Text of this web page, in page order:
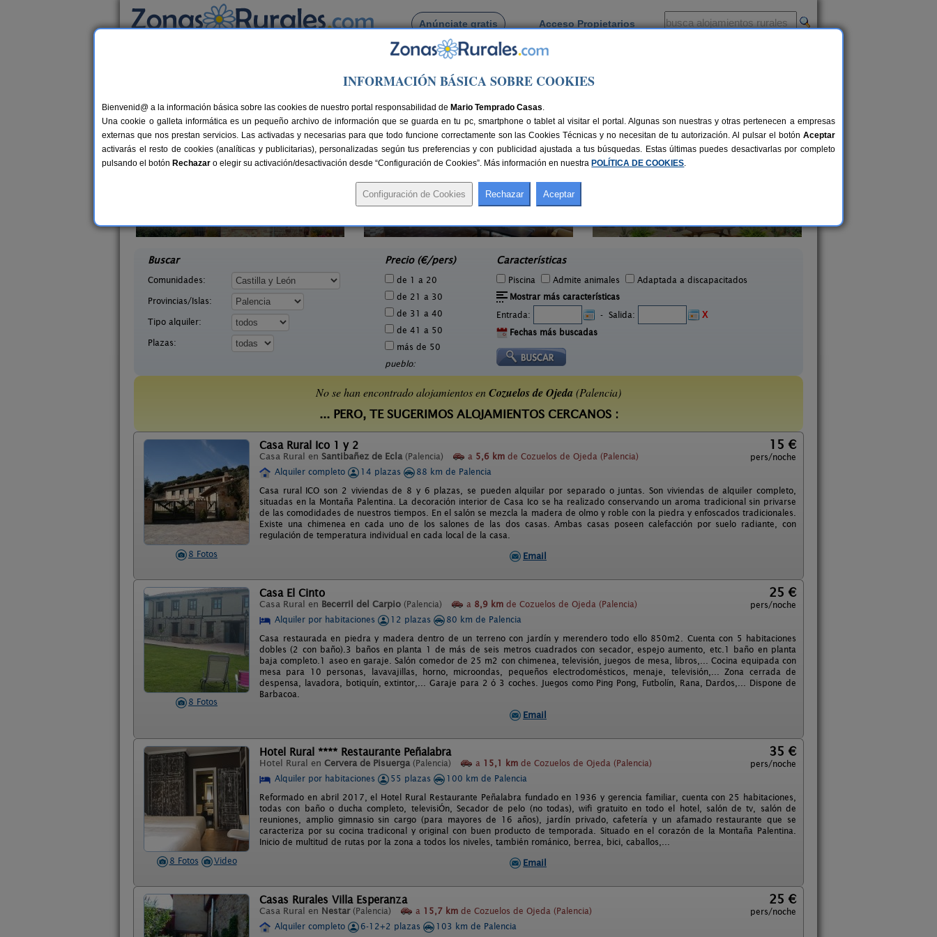
Anúnciate gratis Acceso Propietarios
Busca por pueblo
> Cozuelos de Ojeda
Casas Rurales cerca de Cozuelos de Ojeda
30 €
Casa Calderón
Buscar
Comunidades:
Provincias/Islas:
Tipo alquiler:
Plazas:
Precio (€/pers)
de 1 a 20
de 21 a 30
de 31 a 40
de 41 a 50
más de 50
pueblo:
Características
Piscina Admite animales
Adaptada a discapacitados
Mostrar más características
Entrada:
- Salida:
X
Fechas más buscadas
No se han encontrado alojamientos enCozuelos de Ojeda (Palencia)
... PERO, TE SUGERIMOS ALOJAMIENTOS CERCANOS :
8 Fotos
Casa Rural Ico 1 y 2
Casa Rural en Santibañez de Ecla (Palencia) a 5,6 km de Cozuelos de Ojeda (Palencia)
15 €
pers/noche
Alquiler completo
14 plazas
88 km de Palencia
Casa rural ICO son 2 viviendas de 8 y 6 plazas, se pueden alquilar por separado o juntas. Son viviendas de alquiler completo,
situadas en la Montaña Palentina. La decoración interior de Casa Ico se ha realizado conservando un aroma tradicional sin privarse
de las comodidades de nuestros tiempos. En el salón se mezcla la madera de olmo y roble con la piedra y enfoscados tradicionales.
Existe una chimenea en cada uno de los salones de las dos casas. Ambas casas poseen calefacción por suelo radiante, con
regulación de temperatura individual en cada local de la casa.
Email
8 Fotos
Casa El Cinto
Casa Rural en Becerril del Carpio (Palencia) a 8,9 km de Cozuelos de Ojeda (Palencia)
25 €
pers/noche
Alquiler por habitaciones
12 plazas
80 km de Palencia
Casa restaurada en piedra y madera dentro de un terreno con jardín y merendero todo ello 850m2. Cuenta con 5 habitaciones
dobles (2 con baño).3 baños en planta 1 de más de seis metros cuadrados con secador, espejo aumento, etc.1 baño en planta
baja completo.1 aseo en garaje. Salón comedor de 25 m2 con chimenea, televisión, juegos de mesa, libros,... Cocina equipada con
mesa para 10 personas, lavavajillas, horno, microondas, pequeños electrodomésticos, menaje, televisión,... Zona cerrada de
despensa, lavadora, botiquín, extintor,... Garaje para 2 ó 3 coches. Juegos como Ping Pong, Futbolín, Rana, Dardos,... Dispone de
Barbacoa.
Email
8 Fotos Video
Hotel Rural **** Restaurante Peñalabra
Hotel Rural en Cervera de Pisuerga (Palencia) a 15,1 km de Cozuelos de Ojeda (Palencia)
35 €
pers/noche
Alquiler por habitaciones
55 plazas
100 km de Palencia
Reformado en abril 2017, el Hotel Rural Restaurante Peñalabra fundado en 1936 y gerencia familiar, cuenta con 25 habitaciones,
todas con baño o ducha completo, televisiÓn, Secador de pelo (no todas), wifi gratuito en todo el hotel, salón de tv, salón de
reuniones, amplio gimnasio sin cargo (para mayores de 16 años), jardín privado, cafetería y un afamado restaurante que se
caracteriza por su cocina tradiconal y original con buen producto de temporada. Situado en el corazón de la Montaña Palentina.
Inicio de multitud de rutas por la zona a todos los niveles, también románico, berrea, bici, caballos,...
Email
Casas Rurales Villa Esperanza
Casa Rural en Nestar (Palencia) a 15,7 km de Cozuelos de Ojeda (Palencia)
25 €
pers/noche
Alquiler completo
6-12+2 plazas
103 km de Palencia
INFORMACIÓN BÁSICA SOBRE COOKIES
Bienvenid@ a la información básica sobre las cookies de nuestro portal responsabilidad de Mario Temprado Casas.
Una cookie o galleta informática es un pequeño archivo de información que se guarda en tu pc, smartphone o tablet al visitar el portal. Algunas son nuestras y otras pertenecen a empresas
externas que nos prestan servicios. Las activadas y necesarias para que todo funcione correctamente son las Cookies Técnicas y no necesitan de tu autorización. Al pulsar el botón Aceptar
activarás el resto de cookies (analíticas y publicitarias), personalizadas según tus preferencias y con publicidad ajustada a tus búsquedas. Estas últimas puedes desactivarlas por completo
pulsando el botón Rechazar o elegir su activación/desactivación desde “Configuración de Cookies”. Más información en nuestra POLÍTICA DE COOKIES.